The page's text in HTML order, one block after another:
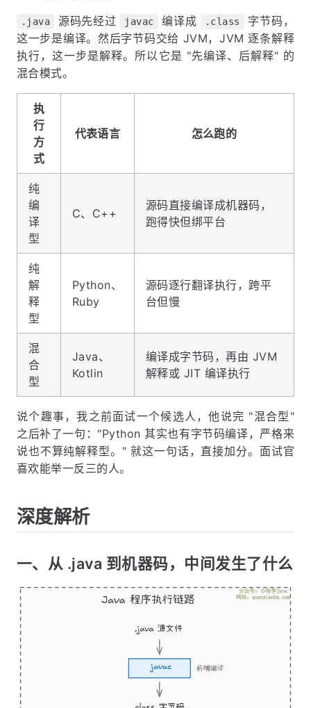
.java 源码先经过 javac 编译成 .class
字节码，
这一步是编译。然后字节码交给 JVM，JVM 逐条解释
执行，这一步是解释。所以它是 "先编译、后解释" 的
混合模式。
执
行
方
式
代表语言 怎么跑的
纯
编
译
型
C、C++
源码直接编译成机器码，
跑得快但绑平台
纯
解
释
型
Python、
Ruby
源码逐行翻译执行，跨平
台但慢
混
合
型
Java、
Kotlin
编译成字节码，再由 JVM
解释或 JIT 编译执行
说个趣事，我之前面试一个候选人，他说完 "混合型"
之后补了一句："Python 其实也有字节码编译，严格来
说也不算纯解释型。" 就这一句话，直接加分。面试官
喜欢能举一反三的人。
深度解析
一、从 .java 到机器码，中间发生了什么